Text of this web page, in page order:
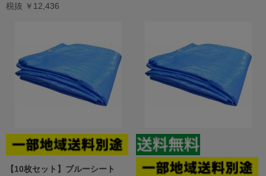
税抜 ￥12,436
【10枚セット】ブルーシート